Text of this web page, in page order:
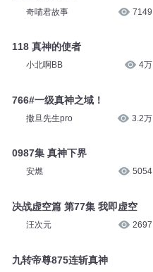
奇喵君故事 7149
118 真神的使者
小北啊BB 4万
766#一级真神之域！
撒旦先生pro 3.2万
0987集 真神下界
安燃 5054
决战虚空篇 第77集 我即虚空
汪次元 2697
九转帝尊875连斩真神